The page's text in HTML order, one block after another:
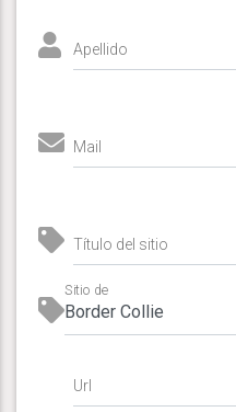
Apellido
Mail
Título del sitio
Sitio de
Url